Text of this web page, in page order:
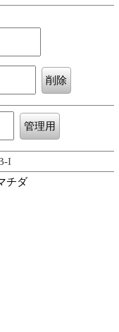
I
チダ